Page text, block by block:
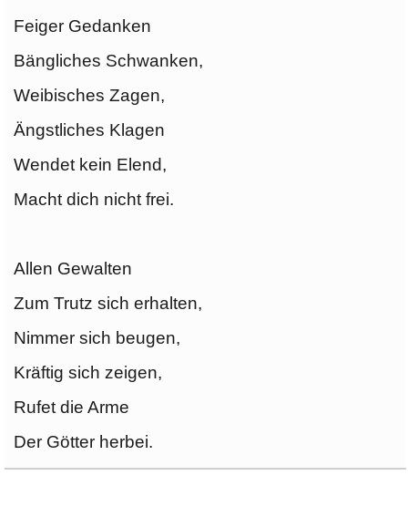
Feiger Gedanken
Bängliches Schwanken,
Weibisches Zagen,
Ängstliches Klagen
Wendet kein Elend,
Macht dich nicht frei.
Allen Gewalten
Zum Trutz sich erhalten,
Nimmer sich beugen,
Kräftig sich zeigen,
Rufet die Arme
Der Götter herbei.